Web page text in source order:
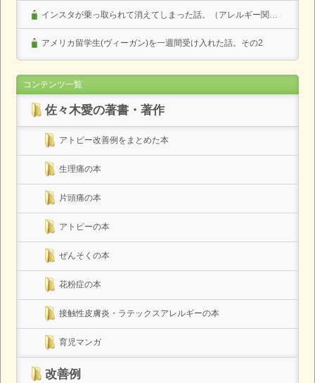
インスタが乗っ取られて消えてしまった話。（アレルギー関係なし）
アメリカ留学生(ヴィーガン)を一週間受け入れた話。その2
コンテンツ一覧
佐々木愛の著書・著作
アトピー改善例をまとめた本
生理痛の本
片頭痛の本
アトピーの本
ぜんそくの本
花粉症の本
接触性皮膚炎・ラテックスアレルギーの本
育児マンガ
改善例